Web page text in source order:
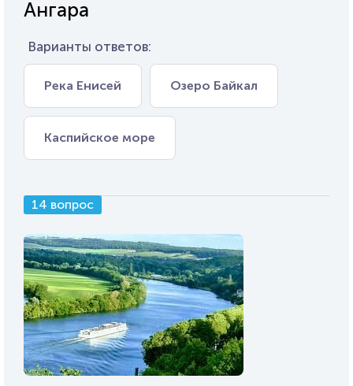
Ангара
Варианты ответов:
Река Енисей Озеро Байкал
Каспийское море
14 вопрос